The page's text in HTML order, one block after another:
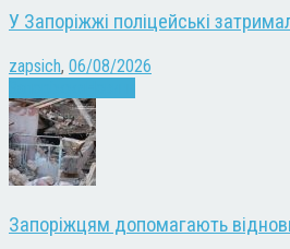
У Запоріжжі поліцейські
zapsich, 06/08/2026
Запоріжцям допомагають